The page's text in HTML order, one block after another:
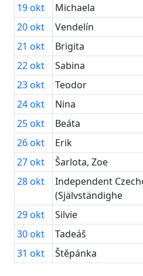
19okt
Michaela
20okt
Vendelín
21 okt
Brigita
22okt
Sabina
23okt
Teodor
24okt
Nina
25okt
Beáta
26okt
Erik
27okt
Šarlota, Zoe
28okt
Independent
(Självständighe
29okt
Silvie
30okt
Tadeáš
31 okt Štěpánka